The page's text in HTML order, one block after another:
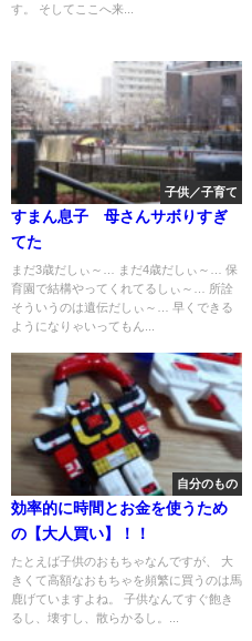
す。 そしてここへ来...
子供／子育て
すまん息子 母さんサボりすぎ
てた
まだ3歳だしぃ～… まだ4歳だしぃ～… 保
育園で結構やってくれてるしぃ～… 所詮
そういうのは遺伝だしぃ～… 早くできる
ようになりゃいってもん...
自分のもの
効率的に時間とお金を使うため
の【大人買い】！！
たとえば子供のおもちゃなんですが、 大
きくて高額なおもちゃを頻繁に買うのは馬
鹿げていますよね。 子供なんてすぐ飽き
るし、壊すし、散らかるし。...